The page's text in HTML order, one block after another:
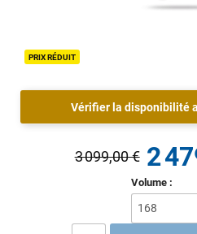
PRIX RÉDUIT
Vérifier la disponibilité
Volume :
3 099,00 € 2